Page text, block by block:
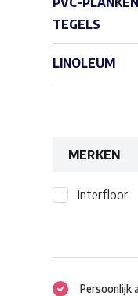
TEGELS
LINOLEUM
MERKEN
Interfloor
Persoonlijk